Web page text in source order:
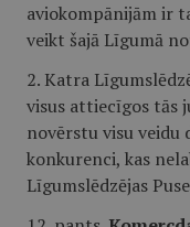
aviokompānijām ir
veikt šajā Līgumā
2. Katra
visus attiecīgos tās
novērstu visu veidu
konkurenci, kas
Līgumslēdzējas